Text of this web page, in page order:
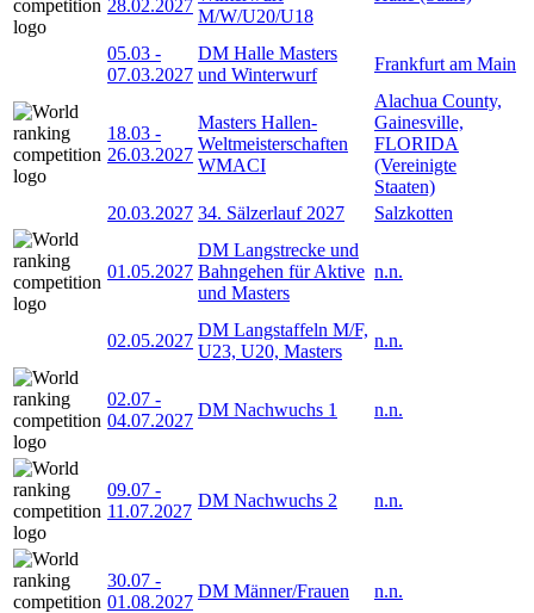
28.02.2027
M/W/U20/U18
05.03 -
07.03.2027
DM Halle Masters
und Winterwurf
Frankfurt am Main
18.03 -
26.03.2027
Masters Hallen-
Weltmeisterschaften
WMACI
Alachua County,
Gainesville,
FLORIDA
(Vereinigte
Staaten)
20.03.2027 34. Sälzerlauf 2027 Salzkotten
01.05.2027
DM Langstrecke und
Bahngehen für Aktive
und Masters
n.n.
02.05.2027
DM Langstaffeln M/F,
U23, U20, Masters
n.n.
02.07 -
04.07.2027
DM Nachwuchs 1 n.n.
09.07 -
11.07.2027
DM Nachwuchs 2 n.n.
30.07 -
01.08.2027
DM Männer/Frauen n.n.